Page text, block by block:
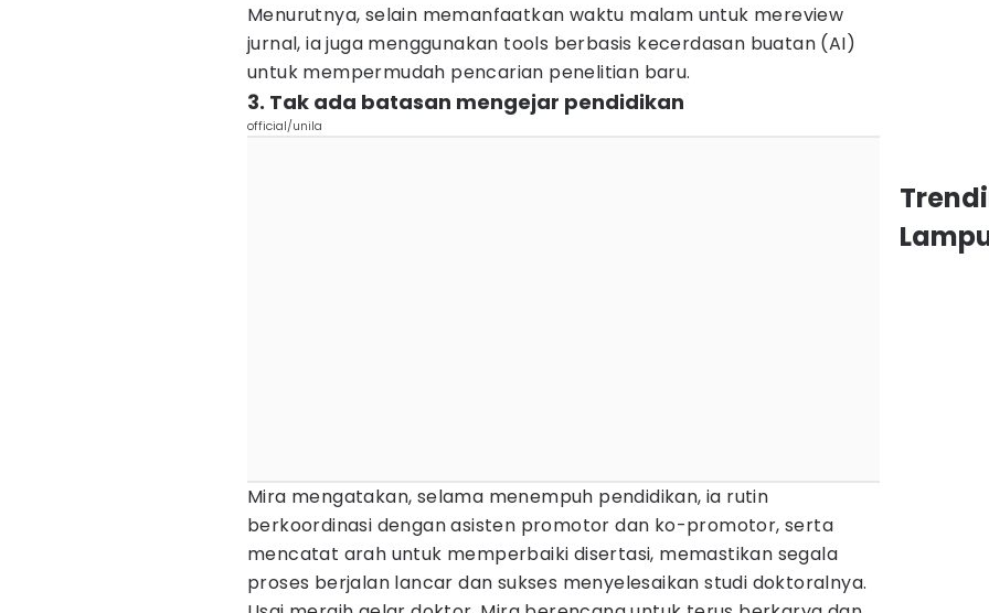
Menurutnya, selain memanfaatkan waktu malam untuk mereview
jurnal, ia juga menggunakan tools berbasis kecerdasan buatan (AI)
untuk mempermudah pencarian penelitian baru.
3. Tak ada batasan mengejar pendidikan
official/unila
Mira mengatakan, selama menempuh pendidikan, ia rutin
berkoordinasi dengan asisten promotor dan ko-promotor, serta
mencatat arah untuk memperbaiki disertasi, memastikan segala
proses berjalan lancar dan sukses menyelesaikan studi doktoralnya.